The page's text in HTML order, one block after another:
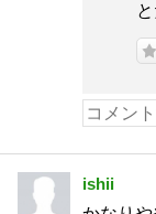
ishii